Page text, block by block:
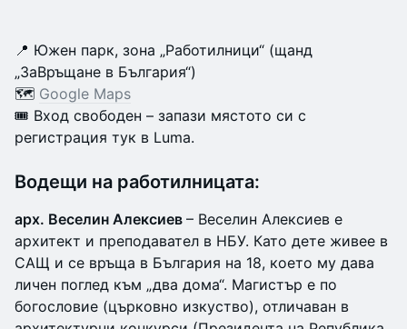
📍 Южен парк, зона „Работилници“ (щанд
„ЗаВръщане в България“)
🗺 Google Maps
🎟 Вход свободен – запази мястото си с
регистрация тук в Luma.
Водещи на работилницата:
арх. Веселин Алексиев – Веселин Алексиев е
архитект и преподавател в НБУ. Като дете живее в
САЩ и се връща в България на 18, което му дава
личен поглед към „два дома“. Магистър е по
богословие (църковно изкуство), отличаван в